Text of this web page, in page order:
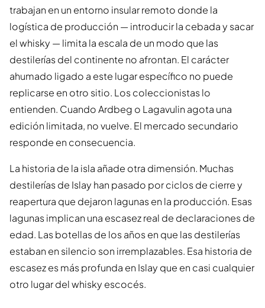
trabajan en un entorno insular remoto donde la
logística de producción — introducir la cebada y sacar
el whisky — limita la escala de un modo que las
destilerías del continente no afrontan. El carácter
ahumado ligado a este lugar específico no puede
replicarse en otro sitio. Los coleccionistas lo
entienden. Cuando Ardbeg o Lagavulin agota una
edición limitada, no vuelve. El mercado secundario
responde en consecuencia.
La historia de la isla añade otra dimensión. Muchas
destilerías de Islay han pasado por ciclos de cierre y
reapertura que dejaron lagunas en la producción. Esas
lagunas implican una escasez real de declaraciones de
edad. Las botellas de los años en que las destilerías
estaban en silencio son irremplazables. Esa historia de
escasez es más profunda en Islay que en casi cualquier
otro lugar del whisky escocés.